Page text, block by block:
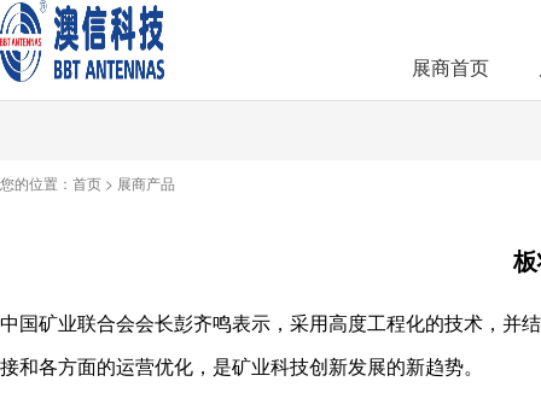
展商首页
您的位置： 首页 > 展商产品
中国矿业联合会会长彭齐鸣表示，采用高度工程化的技术，并
接和各方面的运营优化，是矿业科技创新发展的新趋势。